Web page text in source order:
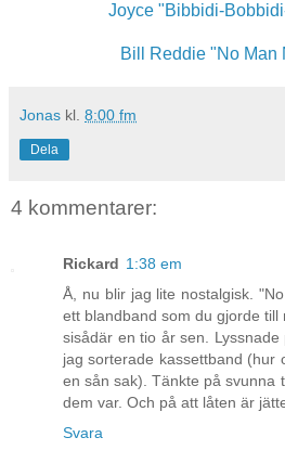
Joyce "Bibbidi-
Bill Reddie "No Man
Jonas kl. 8:00 fm
Dela
4 kommentarer:
Rickard 1:38 em
Å, nu blir jag lite nostalgisk.
ett blandband som du gjorde
sisådär en tio år sen.
jag sorterade kassettband (hur
en sån sak). Tänkte på svunna
dem var. Och på att låten är
Svara